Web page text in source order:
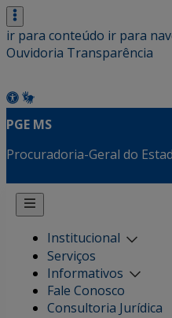
ir para conteúdo ir para
Ouvidoria Transparência
PGE MS
Procuradoria-Geral do
Institucional
Serviços
Informativos
Fale Conosco
Consultoria Jurídica